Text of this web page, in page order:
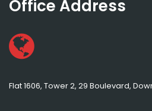
Office Address
Flat 1606, Tower 2, 29 Boulevard,